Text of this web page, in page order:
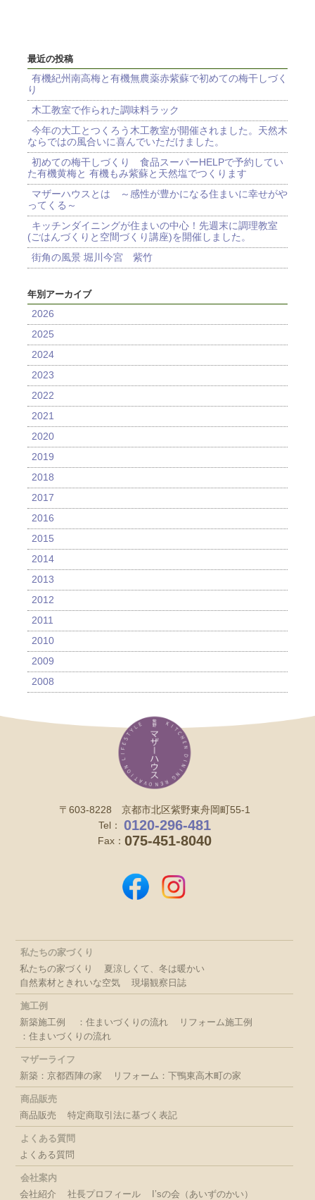
最近の投稿
有機紀州南高梅と有機無農薬赤紫蘇で初めての梅干しづく
り
木工教室で作られた調味料ラック
今年の大工とつくろう木工教室が開催されました。天然木
ならではの風合いに喜んでいただけました。
初めての梅干しづくり 食品スーパーHELPで予約してい
た有機黄梅と 有機もみ紫蘇と天然塩でつくります
マザーハウスとは ～感性が豊かになる住まいに幸せがや
ってくる～
キッチンダイニングが住まいの中心！先週末に調理教室
(ごはんづくりと空間づくり講座)を開催しました。
街角の風景 堀川今宮 紫竹
年別アーカイブ
2026
2025
2024
2023
2022
2021
2020
2019
2018
2017
2016
2015
2014
2013
2012
2011
2010
2009
2008
〒603-8228 京都市北区紫野東舟岡町55-1
Tel：
0120-296-481
Fax： 075-451-8040
私たちの家づくり
私たちの家づくり
夏涼しくて、冬は暖かい
自然素材ときれいな空気
現場観察日誌
施工例
新築施工例
：住まいづくりの流れ
リフォーム施工例
：住まいづくりの流れ
マザーライフ
新築：京都西陣の家
リフォーム：下鴨東高木町の家
商品販売
商品販売
特定商取引法に基づく表記
よくある質問
よくある質問
会社案内
会社紹介
社長プロフィール I’sの会（あいずのかい）